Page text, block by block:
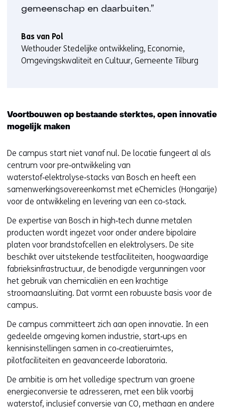
gemeenschap en daarbuiten.”
Bas van Pol
Wethouder Stedelijke ontwikkeling, Economie,
Omgevingskwaliteit en Cultuur, Gemeente Tilburg
Voortbouwen op bestaande sterktes, open innovatie
mogelijk maken
De campus start niet vanaf nul. De locatie fungeert al als
centrum voor pre‑ontwikkeling van
waterstof‑elektrolyse‑stacks van Bosch en heeft een
samenwerkingsovereenkomst met eChemicles (Hongarije)
voor de ontwikkeling en levering van een co‑stack.
De expertise van Bosch in high‑tech dunne metalen
producten wordt ingezet voor onder andere bipolaire
platen voor brandstofcellen en elektrolysers. De site
beschikt over uitstekende testfaciliteiten, hoogwaardige
fabrieksinfrastructuur, de benodigde vergunningen voor
het gebruik van chemicaliën en een krachtige
stroomaansluiting. Dat vormt een robuuste basis voor de
campus.
De campus commit­teert zich aan open innovatie. In een
gedeelde omgeving komen industrie, start‑ups en
kennisinstellingen samen in co‑creatieruimtes,
pilotfaciliteiten en geavanceerde laboratoria.
De ambitie is om het volledige spectrum van groene
energieconversie te adresseren, met een blik voorbij
waterstof, inclusief conversie van CO, methaan en andere